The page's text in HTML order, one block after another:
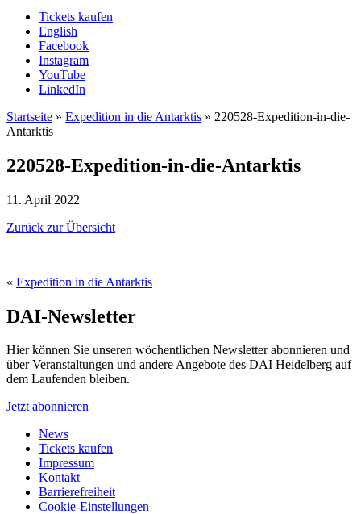
Tickets kaufen
English
Facebook
Instagram
YouTube
LinkedIn
Startseite » Expedition in die Antarktis » 220528-Expedition-in-die-
Antarktis
220528-Expedition-in-die-Antarktis
11. April 2022
Zurück zur Übersicht
« Expedition in die Antarktis
DAI-Newsletter
Hier können Sie unseren wöchentlichen Newsletter abonnieren und
über Veranstaltungen und andere Angebote des DAI Heidelberg auf
dem Laufenden bleiben.
Jetzt abonnieren
News
Tickets kaufen
Impressum
Kontakt
Barrierefreiheit
Cookie-Einstellungen